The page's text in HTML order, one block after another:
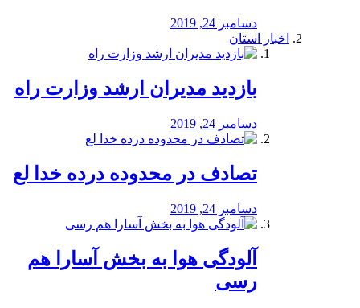
دسامبر 24, 2019
اخبار استان
بازدید مدیران ارشد وزارت راه
دسامبر 24, 2019
تصادف در محدوده درده خدا لع
دسامبر 24, 2019
آلودگی هوا به بخش آسارا هم
رسی